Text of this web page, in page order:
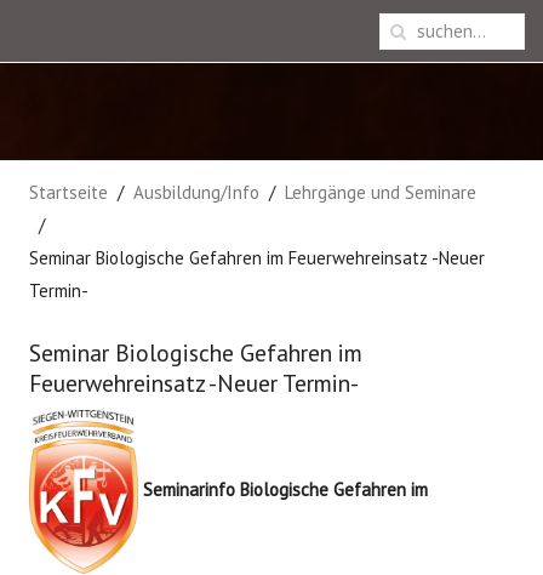
Startseite Ausbildung/Info Lehrgänge und Seminare
Seminar Biologische Gefahren im Feuerwehreinsatz -Neuer
Termin-
Seminar Biologische Gefahren im
Feuerwehreinsatz -Neuer Termin-
Seminarinfo Biologische Gefahren im